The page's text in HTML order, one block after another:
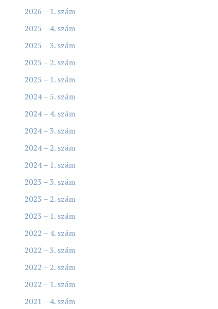
2026 – 1. szám
2025 – 4. szám
2025 – 3. szám
2025 – 2. szám
2025 – 1. szám
2024 – 5. szám
2024 – 4. szám
2024 – 3. szám
2024 – 2. szám
2024 – 1. szám
2023 – 3. szám
2023 – 2. szám
2023 – 1. szám
2022 – 4. szám
2022 – 3. szám
2022 – 2. szám
2022 – 1. szám
2021 – 4. szám